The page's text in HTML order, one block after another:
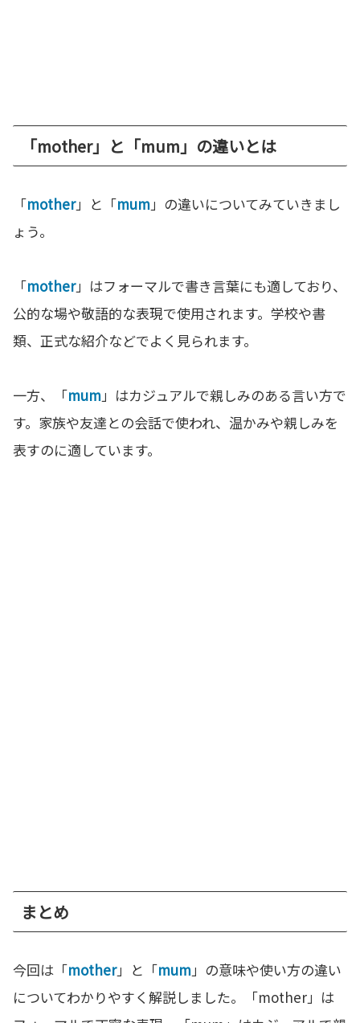
「mother」と「mum」の違いとは
「mother」と「mum」の違いについてみていきまし
ょう。
「mother」はフォーマルで書き言葉にも適しており、
公的な場や敬語的な表現で使用されます。学校や書
類、正式な紹介などでよく見られます。
一方、「mum」はカジュアルで親しみのある言い方で
す。家族や友達との会話で使われ、温かみや親しみを
表すのに適しています。
まとめ
今回は「mother」と「mum」の意味や使い方の違い
についてわかりやすく解説しました。「mother」は